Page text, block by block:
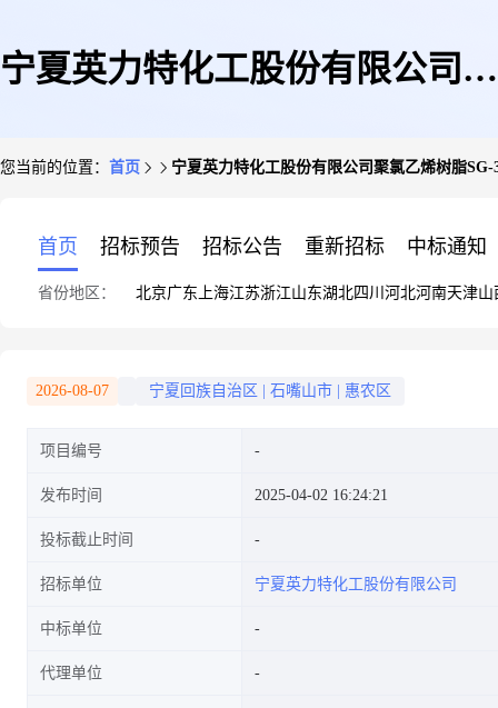
宁夏英力特化工股份有限公司聚
价销售(2025年04月02日)
您当前的位置： 首页 宁夏英力特化工股份有限公司聚氯乙烯树脂
首页 招标预告 招标公告 重新招标 中标通知
省份地区： 北京广东 上海江苏浙江山东湖北四川 河北河南天津山
2026-08-07 宁夏回族自治区 石嘴山市 惠农区
项目编号
发布时间 2025-04-02 16:24:21
投标截止时间
招标单位 宁夏英力特化工股份有限公司
中标单位
代理单位